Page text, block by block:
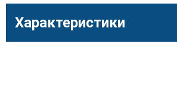
Характеристики